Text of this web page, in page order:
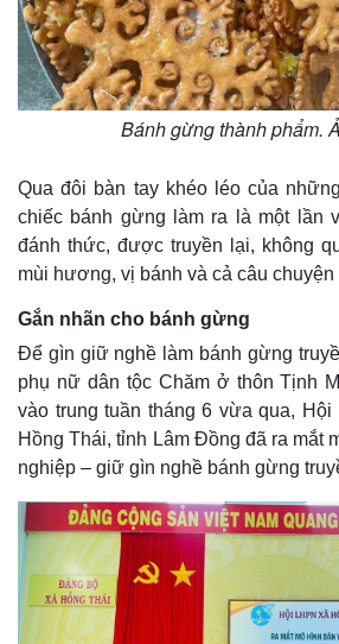
Bất động sản
Khởi nghiệp
Giá
Tiêu
Tỷ giá
Giá
Bánh gừng thành phẩm.
Qua đôi bàn tay khéo léo của
chiếc bánh gừng làm ra là một lần
đánh thức, được truyền lại, không
mùi hương, vị bánh và cả câu
Gắn nhãn cho bánh gừng
Để gìn giữ nghề làm bánh gừng
phụ nữ dân tộc Chăm ở thôn Tịnh
vào trung tuần tháng 6 vừa qua,
Hồng Thái, tỉnh Lâm Đồng đã ra mắt
nghiệp – giữ gìn nghề bánh gừng